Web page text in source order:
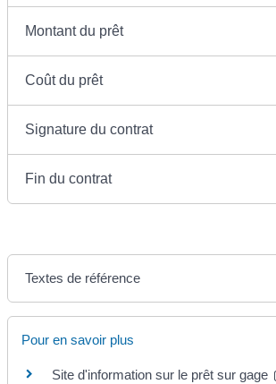
Montant du prêt
Coût du prêt
Signature du contrat
Fin du contrat
Textes de référence
Pour en savoir plus
Site d'information sur le prêt sur gage